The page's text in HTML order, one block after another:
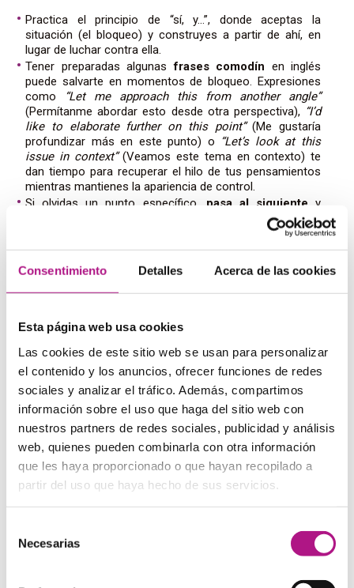
Consentimiento Detalles Acerca de las cookies
Esta página web usa cookies
Las cookies de este sitio web se usan para personalizar
el contenido y los anuncios, ofrecer funciones de redes
sociales y analizar el tráfico. Además, compartimos
información sobre el uso que haga del sitio web con
nuestros partners de redes sociales, publicidad y análisis
web, quienes pueden combinarla con otra información
que les haya proporcionado o que hayan recopilado a
partir del uso que haya hecho de sus servicios.
Necesarias
Practica el principio de “sí, y…”, donde aceptas la
situación (el bloqueo) y construyes a partir de ahí, en
lugar de luchar contra ella.
Tener preparadas algunasfrases comodín en inglés
puede salvarte en momentos de bloqueo. Expresiones
como “Let me approach this from another angle”
(Permítanme abordar esto desde otra perspectiva), “I’d
like to elaborate further on this point”(Me gustaría
profundizar más en este punto) o “Let’s look at this
issue in context”(Veamos este tema en contexto) te
dan tiempo para recuperar el hilo de tus pensamientos
mientras mantienes la apariencia de control.
Si olvidas un punto específico, pasa al siguiente y
vuelve más tarde si es necesario. Si no puedes recordar
una palabra específica en inglés, usa una paráfrasis o
una descripción. Recuerda que la mayoría de las
audiencias valora más la claridad y la confianza que la
perfección lingüística.
Herramientas y recursos
para mejorar tu oratoria en
inglés
El mercado ofrece numerosasaplicaciones y cursos
específicamente diseñados para mejorar tus
habilidades de presentación en inglés:
Aplicaciones como Orai analizan tu discurso y ofrecen
cursos de prestigiosas universidades sobre oratoria en
inglés, desde nivel básico hasta avanzado.
Unirse a grupos de práctica como Toastmasters